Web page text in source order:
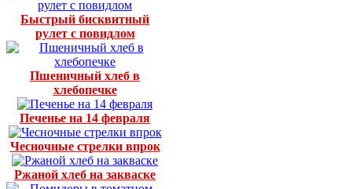
Быстрый бисквитный
рулет с повидлом
Пшеничный хлеб в
хлебопечке
Печенье на 14 февраля
Чесночные стрелки впрок
Ржаной хлеб на закваске